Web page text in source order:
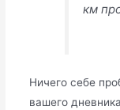
км
Ничего себе
вашего